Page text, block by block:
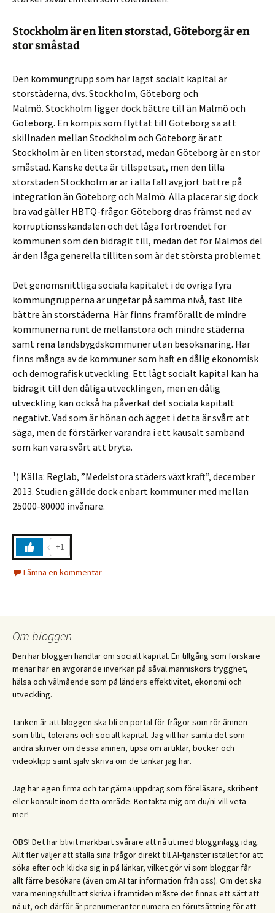
Stockholm är en liten storstad, Göteborg är en
stor småstad
Den kommungrupp som har lägst socialt kapital är
storstäderna, dvs. Stockholm, Göteborg och
Malmö. Stockholm ligger dock bättre till än Malmö och
Göteborg. En kompis som flyttat till Göteborg sa att
skillnaden mellan Stockholm och Göteborg är att
Stockholm är en liten storstad, medan Göteborg är en stor
småstad. Kanske detta är tillspetsat, men den lilla
storstaden Stockholm är är i alla fall avgjort bättre på
integration än Göteborg och Malmö. Alla placerar sig dock
bra vad gäller HBTQ-frågor. Göteborg dras främst ned av
korruptionsskandalen och det låga förtroendet för
kommunen som den bidragit till, medan det för Malmös del
är den låga generella tilliten som är det största problemet.
Det genomsnittliga sociala kapitalet i de övriga fyra
kommungrupperna är ungefär på samma nivå, fast lite
bättre än storstäderna. Här finns framförallt de mindre
kommunerna runt de mellanstora och mindre städerna
samt rena landsbygdskommuner utan besöksnäring. Här
finns många av de kommuner som haft en dålig ekonomisk
och demografisk utveckling. Ett lågt socialt kapital kan ha
bidragit till den dåliga utvecklingen, men en dålig
utveckling kan också ha påverkat det sociala kapitalt
negativt. Vad som är hönan och ägget i detta är svårt att
säga, men de förstärker varandra i ett kausalt samband
som kan vara svårt att bryta.
¹) Källa: Reglab, ”Medelstora städers växtkraft”, december
2013. Studien gällde dock enbart kommuner med mellan
25000-80000 invånare.
+1
Lämna en kommentar
Om bloggen
Den här bloggen handlar om socialt kapital. En tillgång som forskare
menar har en avgörande inverkan på såväl människors trygghet,
hälsa och välmående som på länders effektivitet, ekonomi och
utveckling.
Tanken är att bloggen ska bli en portal för frågor som rör ämnen
som tillit, tolerans och socialt kapital. Jag vill här samla det som
andra skriver om dessa ämnen, tipsa om artiklar, böcker och
videoklipp samt själv skriva om de tankar jag har.
Jag har egen firma och tar gärna uppdrag som föreläsare, skribent
eller konsult inom detta område. Kontakta mig om du/ni vill veta
mer!
OBS! Det har blivit märkbart svårare att nå ut med blogginlägg idag.
Allt fler väljer att ställa sina frågor direkt till AI-tjänster istället för att
söka efter och klicka sig in på länkar, vilket gör vi som bloggar får
allt färre besökare (även om AI tar information från oss). Om det ska
vara meningsfullt att skriva i framtiden måste det finnas ett sätt att
nå ut, och därför är prenumeranter numera en förutsättning för att